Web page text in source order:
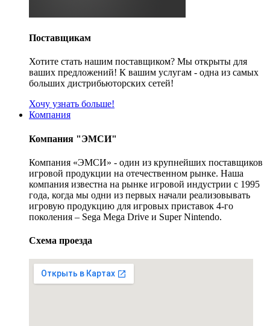
Поставщикам
Хотите стать нашим поставщиком? Мы открыты для
ваших предложений! К вашим услугам - одна из самых
больших дистрибьюторских сетей!
Хочу узнать больше!
Компания
Компания "ЭМСИ"
Компания «ЭМСИ» - один из крупнейших поставщиков
игровой продукции на отечественном рынке. Наша
компания известна на рынке игровой индустрии с 1995
года, когда мы одни из первых начали реализовывать
игровую продукцию для игровых приставок 4-го
поколения – Sega Mega Drive и Super Nintendo.
Схема проезда